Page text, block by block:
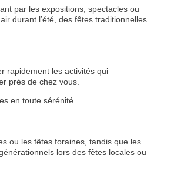
par les expositions, spectacles ou
durant l’été, des fêtes traditionnelles
rapidement les activités qui
près de chez vous.
en toute sérénité.
ou les fêtes foraines, tandis que les
lors des fêtes locales ou